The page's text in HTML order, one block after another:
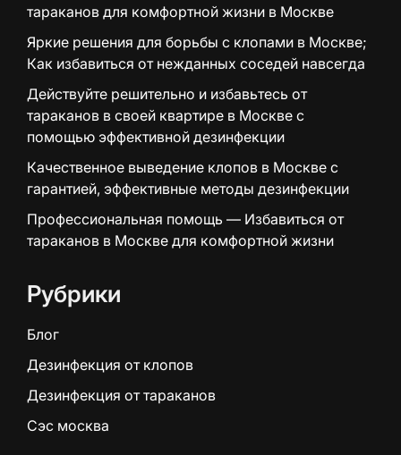
тараканов для комфортной жизни в Москве
Яркие решения для борьбы с клопами в Москве;
Как избавиться от нежданных соседей навсегда
Действуйте решительно и избавьтесь от
тараканов в своей квартире в Москве с
помощью эффективной дезинфекции
Качественное выведение клопов в Москве с
гарантией, эффективные методы дезинфекции
Профессиональная помощь — Избавиться от
тараканов в Москве для комфортной жизни
Рубрики
Блог
Дезинфекция от клопов
Дезинфекция от тараканов
Сэс москва